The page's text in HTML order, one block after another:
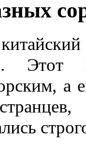
Этот
а